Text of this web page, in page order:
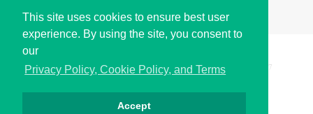
This site uses cookies to ensure best user
experience. By using the site, you consent to
our
Privacy Policy, Cookie Policy, and Terms
Accept
Copyright © i2Symbol 2011-2026, Sciweavers LLC 197